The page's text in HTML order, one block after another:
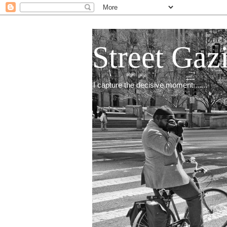
Street
I capture the decisive moment.......